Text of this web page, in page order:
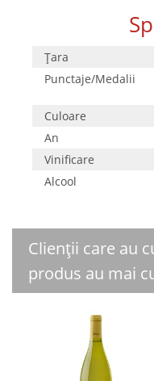
Țara
Punctaje/Medalii
Culoare
An
Vinificare
Alcool
Clienții care au
produs au mai